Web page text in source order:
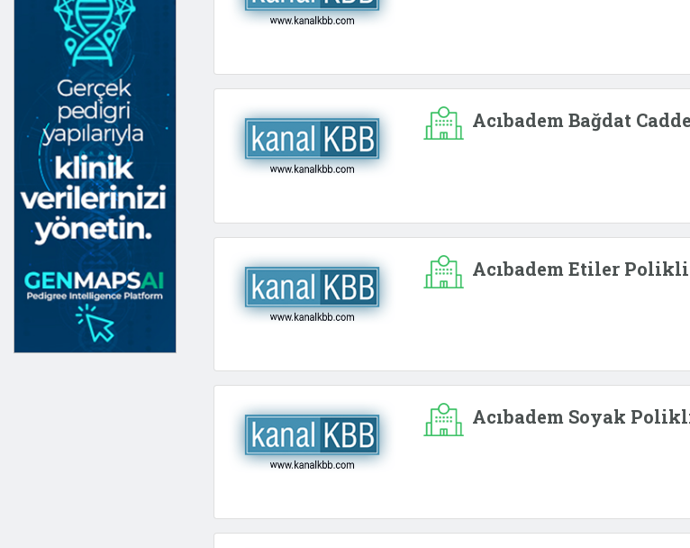
Acıbadem Bağdat
Acıbadem Etiler
Acıbadem Soyak